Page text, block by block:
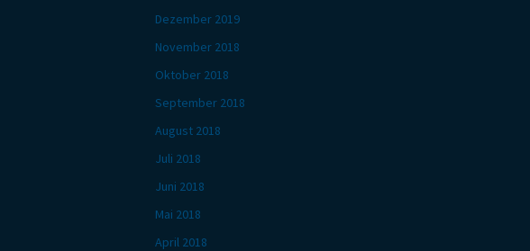
Dezember 2019
November 2018
Oktober 2018
September 2018
August 2018
Juli 2018
Juni 2018
Mai 2018
April 2018